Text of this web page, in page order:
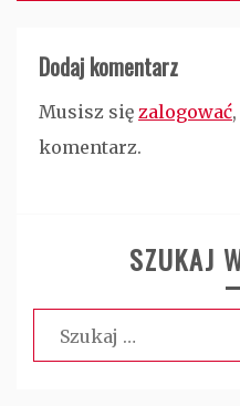
Dodaj komentarz
Musisz się zalogować
komentarz.
SZUKAJ
Szukaj: